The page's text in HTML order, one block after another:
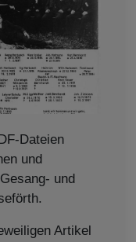
Dateien
und
und
Artikel